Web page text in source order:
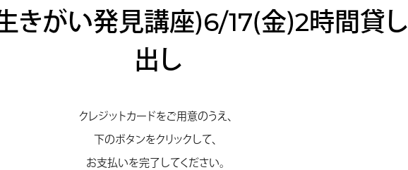
きがい発見講座）6/17（金）2時間貸し
出し
クレジットカードをご用意のうえ、
下のボタンをクリックして、
お支払いを完了してください。